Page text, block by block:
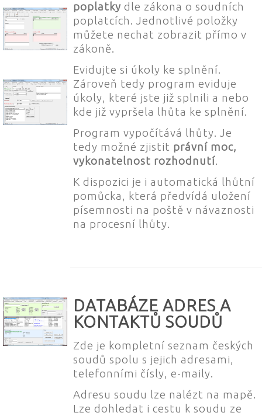
poplatky dle zákona o soudních
poplatcích. Jednotlivé položky
můžete nechat zobrazit přímo v
zákoně.
Evidujte si úkoly ke splnění.
Zároveň tedy program eviduje
úkoly, které jste již splnili a nebo
kde již vypršela lhůta ke splnění.
Program vypočítává lhůty. Je
tedy možné zjistit právní moc,
vykonatelnost rozhodnutí.
K dispozici je i automatická lhůtní
pomůcka, která předvídá uložení
písemnosti na poště v návaznosti
na procesní lhůty.
DATABÁZE ADRES A
KONTAKTŮ SOUDŮ
Zde je kompletní seznam českých
soudů spolu s jejich adresami,
telefonními čísly, e-maily.
Adresu soudu lze nalézt na mapě.
Lze dohledat i cestu k soudu ze